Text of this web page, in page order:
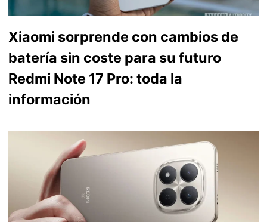
Xiaomi sorprende con cambios de
batería sin coste para su futuro
Redmi Note 17 Pro: toda la
información